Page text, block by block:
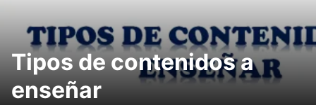
Tipos de contenidos a
enseñar